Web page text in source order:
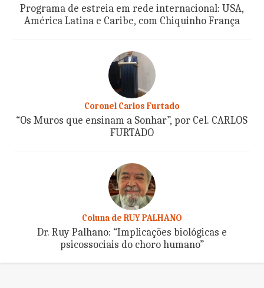
Programa de estreia em rede internacional: USA,
América Latina e Caribe, com Chiquinho França
Coronel Carlos Furtado
“Os Muros que ensinam a Sonhar”, por Cel. CARLOS
FURTADO
Coluna de RUY PALHANO
Dr. Ruy Palhano: “Implicações biológicas e
psicossociais do choro humano”